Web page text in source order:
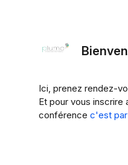
Ici, prenez rendez-
Et pour vous inscrire
conférence c'est